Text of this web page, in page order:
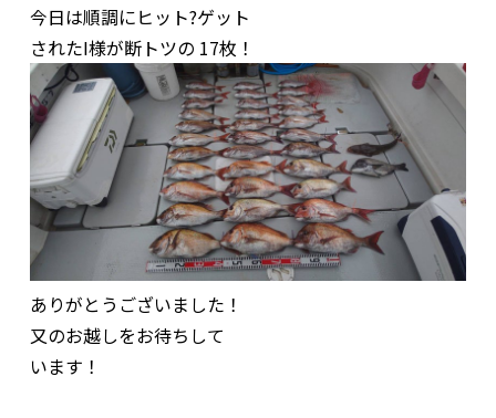
今日は順調にヒット?ゲット
されたI様が断トツの 17枚！
ありがとうございました！
又のお越しをお待ちして
います！